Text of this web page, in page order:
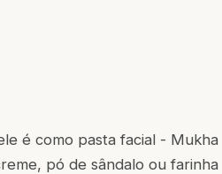
é como pasta facial - Mukha
pó de sândalo ou farinha